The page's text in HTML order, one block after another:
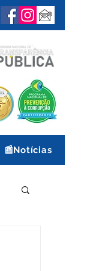
📰Notícias